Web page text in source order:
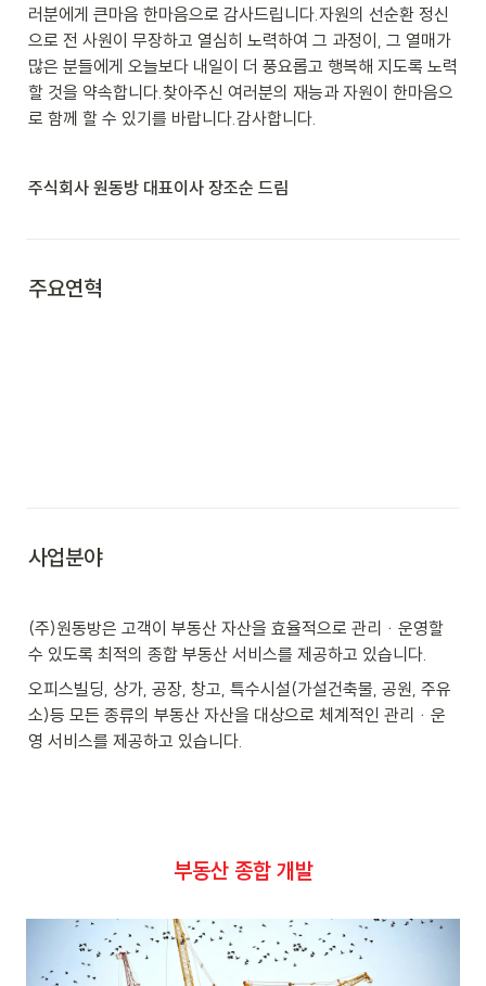
러분에게 큰마음 한마음으로 감사드립니다.자원의 선순환 정신
으로 전 사원이 무장하고 열심히 노력하여 그 과정이, 그 열매가
많은 분들에게 오늘보다 내일이 더 풍요롭고 행복해 지도록 노력
할 것을 약속합니다.찾아주신 여러분의 재능과 자원이 한마음으
로 함께 할 수 있기를 바랍니다.감사합니다.
주식회사 원동방 대표이사 장조순 드림
주요연혁
사업분야
(주)원동방은 고객이 부동산 자산을 효율적으로 관리ᆞ운영할
수 있도록 최적의 종합 부동산 서비스를 제공하고 있습니다.
오피스빌딩, 상가, 공장, 창고, 특수시설(가설건축물, 공원, 주유
소)등 모든 종류의 부동산 자산을 대상으로 체계적인 관리ᆞ운
영 서비스를 제공하고 있습니다.
부동산 종합 개발